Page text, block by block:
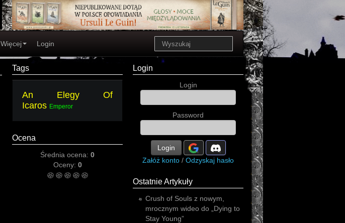
Więcej Login
Tags
An Elegy Of
Icaros Emperor
Ocena
Średnia ocena: 0
Oceny: 0
Login
Login
Password
Login
Załóż konto / Odzyskaj hasło
Ostatnie Artykuły
Crush of Souls z nowym,
mrocznym wideo do „Dying to
Stay Young”